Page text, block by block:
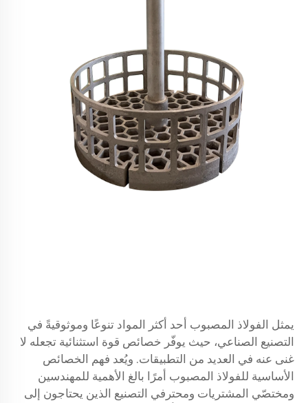
يمثل الفولاذ المصبوب أحد أكثر المواد تنوعًا وموثوقيةً في
التصنيع الصناعي، حيث يوفّر خصائص قوة استثنائية تجعله لا
غنى عنه في العديد من التطبيقات. ويُعد فهم الخصائص
الأساسية للفولاذ المصبوب أمرًا بالغ الأهمية للمهندسين
ومختصّي المشتريات ومحترفي التصنيع الذين يحتاجون إلى